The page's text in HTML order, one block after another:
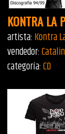
KONTRA LA
artista: Kontra
vendedor:
categoría:CD